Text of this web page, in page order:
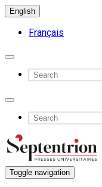
English
Français
Toggle navigation